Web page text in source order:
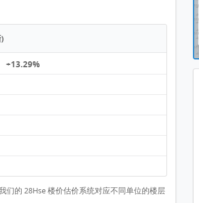
+13.29%
们的 28Hse 楼价估价系统对应不同单位的楼层